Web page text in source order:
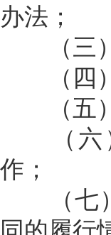
办法；
（三）
（四）
（五）
（六）
作；
（七）